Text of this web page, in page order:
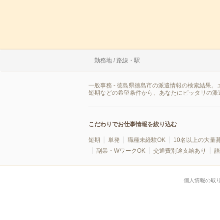
勤務地 / 路線・駅
一般事務 - 徳島県徳島市の派遣情報の検索結果
短期などの希望条件から、あなたにピッタリの派
こだわりでお仕事情報を絞り込む
短期 単発 職種未経験OK 10名以上の大量
副業・WワークOK
交通費別途支給あり
個人情報の取